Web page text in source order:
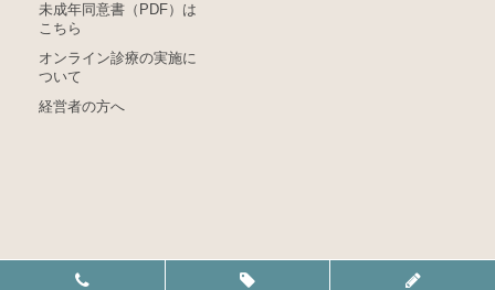
未成年同意書（PDF）は
こちら
オンライン診療の実施に
ついて
経営者の方へ